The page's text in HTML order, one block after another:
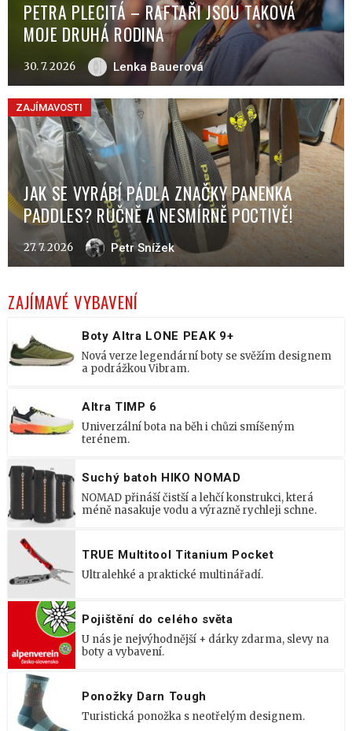
PETRA PLECITÁ – RAFTAŘI JSOU TAKOVÁ
MOJE DRUHÁ RODINA
30. 7. 2026 Lenka Bauerová
ZAJÍMAVOSTI
JAK SE VYRÁBÍ PÁDLA ZNAČKY PANENKA
PADDLES? RUČNĚ A NESMÍRNĚ POCTIVĚ!
27. 7. 2026 Petr Snížek
ZAJÍMAVÉ VYBAVENÍ
Boty Altra LONE PEAK 9+
Nová verze legendární boty se svěžím designem
a podrážkou Vibram.
Altra TIMP 6
Univerzální bota na běh i chůzi smíšeným
terénem.
Suchý batoh HIKO NOMAD
NOMAD přináší čistší a lehčí konstrukci, která
méně nasakuje vodu a výrazně rychleji schne.
TRUE Multitool Titanium Pocket
Ultralehké a praktické multinářadí.
Pojištění do celého světa
U nás je nejvýhodnější + dárky zdarma, slevy na
boty a vybavení.
Ponožky Darn Tough
Turistická ponožka s neotřelým designem.